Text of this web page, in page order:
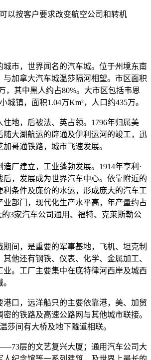
以按客户要求改变航空公司和转机
城市，世界闻名的汽车城。位于州境东南
与加拿大汽车城温莎隔河相望。市区面积
，其中黑人约占80%。大市区包括韦恩
城镇，面积1.04万Km²，人口约435万。
住地，后被法、英占领。1796年归属美
随大湖航运的辟通及伊利运河的竣工，迅
哥通铁路，城市飞速发展。
造厂建立，工业蓬勃发展。1914年亨利·
后，发展成为世界汽车中心。依靠附近的
利条件及廉价的水运，形成庞大的汽车工
业部门，现代化生产水平高，年产量约占
3家汽车公司通用、福特、克莱斯勒公
期间，是重要的军事基地，飞机、坦克制
他还有钢铁、仪表、化学、金属加工、
业。工厂主要集中在底特律河西岸及城西
港口，远洋船只的主要依靠港，美、加贸
的铁路及高速公路网与其他城市联接。
莎间有大桥及地下隧道相联。
层的文艺复兴大厦；通用汽车公司大